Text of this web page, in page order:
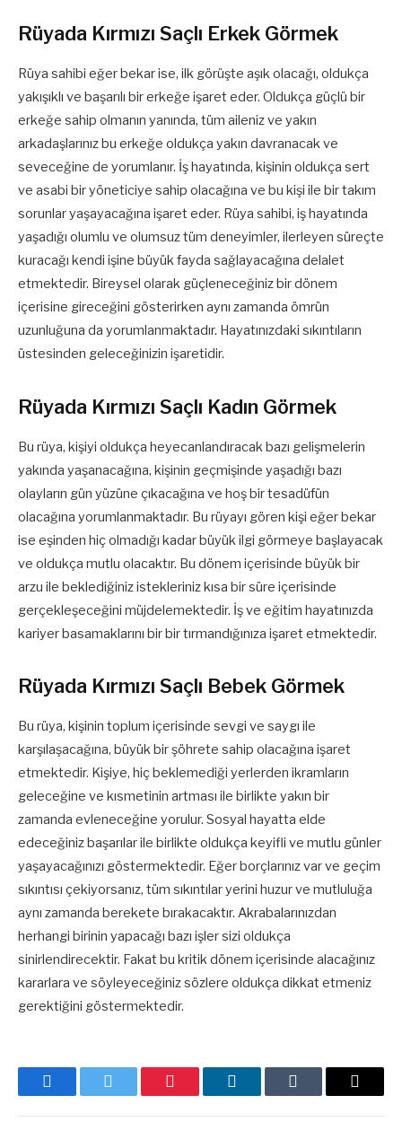
Rüyada Kırmızı Saçlı Erkek Görmek
Rüya sahibi eğer bekar ise, ilk görüşte aşık olacağı, oldukça
yakışıklı ve başarılı bir erkeğe işaret eder. Oldukça güçlü bir
erkeğe sahip olmanın yanında, tüm aileniz ve yakın
arkadaşlarınız bu erkeğe oldukça yakın davranacak ve
seveceğine de yorumlanır. İş hayatında, kişinin oldukça sert
ve asabi bir yöneticiye sahip olacağına ve bu kişi ile bir takım
sorunlar yaşayacağına işaret eder. Rüya sahibi, iş hayatında
yaşadığı olumlu ve olumsuz tüm deneyimler, ilerleyen süreçte
kuracağı kendi işine büyük fayda sağlayacağına delalet
etmektedir. Bireysel olarak güçleneceğiniz bir dönem
içerisine gireceğini gösterirken aynı zamanda ömrün
uzunluğuna da yorumlanmaktadır. Hayatınızdaki sıkıntıların
üstesinden geleceğinizin işaretidir.
Rüyada Kırmızı Saçlı Kadın Görmek
Bu rüya, kişiyi oldukça heyecanlandıracak bazı gelişmelerin
yakında yaşanacağına, kişinin geçmişinde yaşadığı bazı
olayların gün yüzüne çıkacağına ve hoş bir tesadüfün
olacağına yorumlanmaktadır. Bu rüyayı gören kişi eğer bekar
ise eşinden hiç olmadığı kadar büyük ilgi görmeye başlayacak
ve oldukça mutlu olacaktır. Bu dönem içerisinde büyük bir
arzu ile beklediğiniz istekleriniz kısa bir süre içerisinde
gerçekleşeceğini müjdelemektedir. İş ve eğitim hayatınızda
kariyer basamaklarını bir bir tırmandığınıza işaret etmektedir.
Rüyada Kırmızı Saçlı Bebek Görmek
Bu rüya, kişinin toplum içerisinde sevgi ve saygı ile
karşılaşacağına, büyük bir şöhrete sahip olacağına işaret
etmektedir. Kişiye, hiç beklemediği yerlerden ikramların
geleceğine ve kısmetinin artması ile birlikte yakın bir
zamanda evleneceğine yorulur. Sosyal hayatta elde
edeceğiniz başarılar ile birlikte oldukça keyifli ve mutlu günler
yaşayacağınızı göstermektedir. Eğer borçlarınız var ve geçim
sıkıntısı çekiyorsanız, tüm sıkıntılar yerini huzur ve mutluluğa
aynı zamanda berekete bırakacaktır. Akrabalarınızdan
herhangi birinin yapacağı bazı işler sizi oldukça
sinirlendirecektir. Fakat bu kritik dönem içerisinde alacağınız
kararlara ve söyleyeceğiniz sözlere oldukça dikkat etmeniz
gerektiğini göstermektedir.
FacebookTwitter Pinterest LinkedInTumblr
E-